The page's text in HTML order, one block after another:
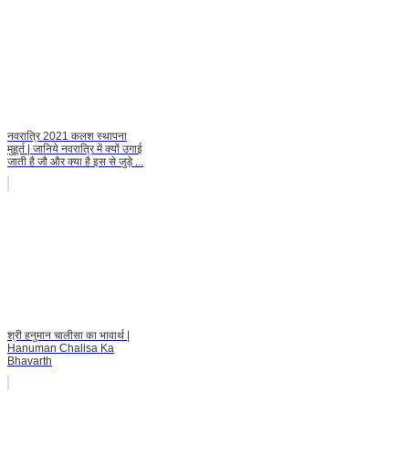
नवरात्रि 2021 कलश स्थापना
मुहूर्त | जानिये नवरात्रि में क्यों उगाई
जाती है जौ और क्या है इस से जुड़े ...
श्री हनुमान चालीसा का भावार्थ |
Hanuman Chalisa Ka
Bhavarth